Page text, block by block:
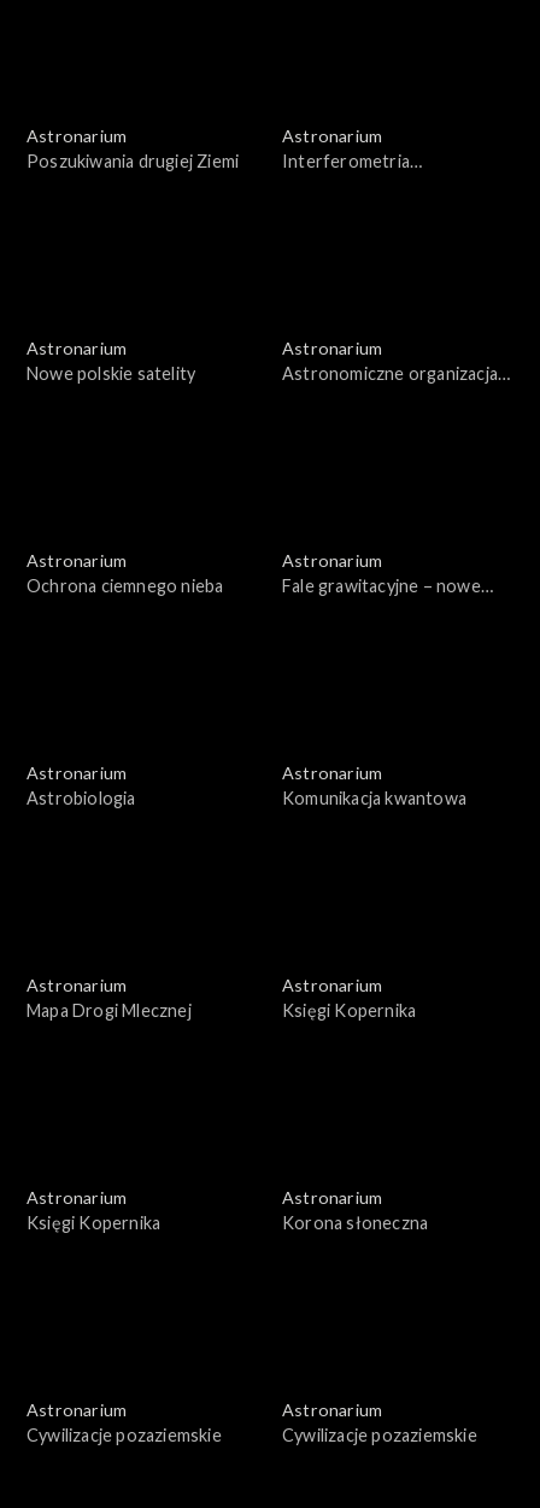
Astronarium
Poszukiwania drugiej Ziemi
Astronarium
Interferometria
Astronarium
Nowe polskie satelity
Astronarium
Astronomiczne organizacja
Astronarium
Ochrona ciemnego nieba
Astronarium
Fale grawitacyjne – nowe
Astronarium
Astrobiologia
Astronarium
Komunikacja kwantowa
Astronarium
Mapa Drogi Mlecznej
Astronarium
Księgi Kopernika
Astronarium
Księgi Kopernika
Astronarium
Korona słoneczna
Astronarium
Cywilizacje pozaziemskie
Astronarium
Cywilizacje pozaziemskie